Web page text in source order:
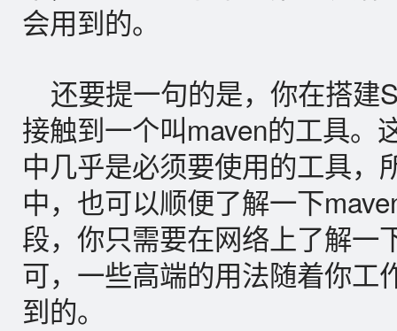
会用到的。
还要提一句的是，你在搭建
接触到一个叫maven的工具。
中几乎是必须要使用的工具，
中，也可以顺便了解一下
段，你只需要在网络上了解一
可，一些高端的用法随着你工
到的。